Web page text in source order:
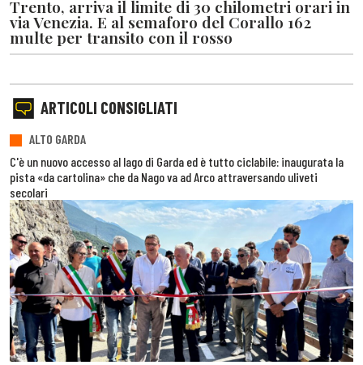
Trento, arriva il limite di 30 chilometri orari in
via Venezia. E al semaforo del Corallo 162
multe per transito con il rosso
ARTICOLI CONSIGLIATI
ALTO GARDA
C'è un nuovo accesso al lago di Garda ed è tutto ciclabile: inaugurata la
pista «da cartolina» che da Nago va ad Arco attraversando uliveti
secolari